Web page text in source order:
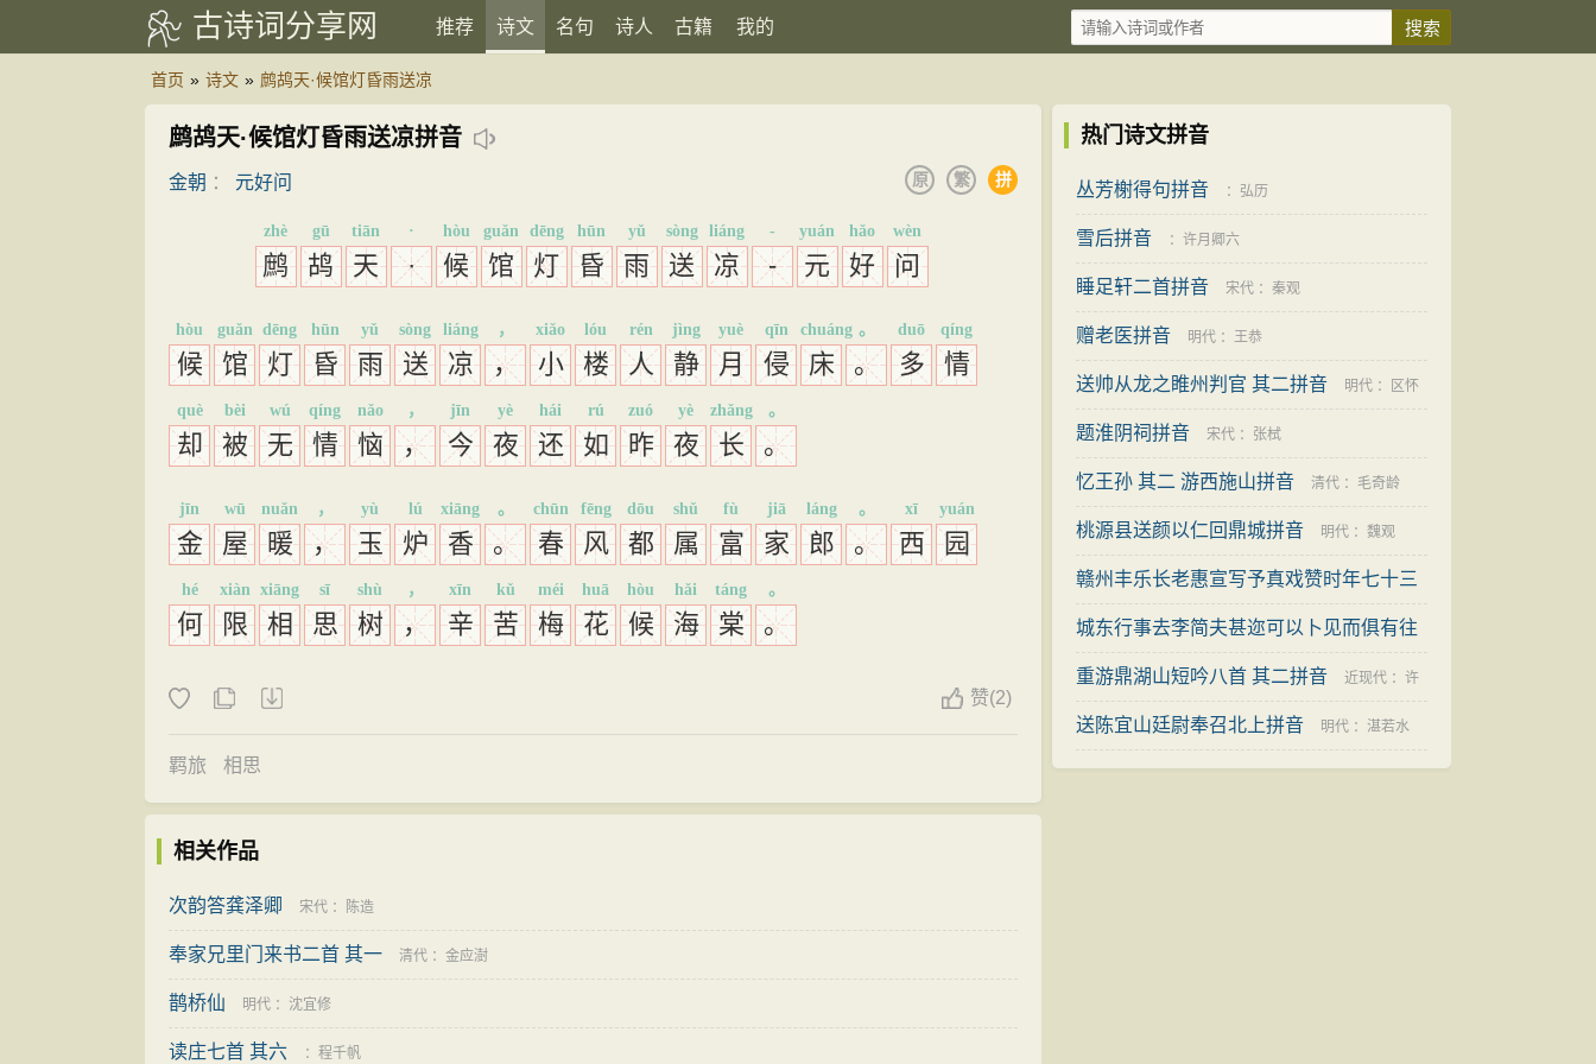
古诗词分享网 推荐 诗文 名句 诗人 古籍 我的
首页 » 诗文 » 鹧鸪天·候馆灯昏雨送凉
鹧鸪天·候馆灯昏雨送凉拼音
金朝 ： 元好问 拼
繁
原
鹧
zhè
鸪
gū
天
tiān
·
·
候
hòu
馆
guǎn
灯
dēng
昏
hūn
雨
yǔ
送
sòng
凉
liáng
-
-
元
yuán
好
hǎo
问
wèn
候
hòu
馆
guǎn
灯
dēng
昏
hūn
雨
yǔ
送
sòng
凉
liáng
，
，
小
xiǎo
楼
lóu
人
rén
静
jìng
月
yuè
侵
qīn
床
chuáng
。
。
多
duō
情
qíng
却
què
被
bèi
无
wú
情
qíng
恼
nǎo
，
，
今
jīn
夜
yè
还
hái
如
rú
昨
zuó
夜
yè
长
zhǎng
。
。
金
jīn
屋
wū
暖
nuǎn
，
，
玉
yù
炉
lú
香
xiāng
。
。
春
chūn
风
fēng
都
dōu
属
shǔ
富
fù
家
jiā
郎
láng
。
。
西
xī
园
yuán
何
hé
限
xiàn
相
xiāng
思
sī
树
shù
，
，
辛
xīn
苦
kǔ
梅
méi
花
huā
候
hòu
海
hǎi
棠
táng
。
。
赞(2)
羁旅 相思
相关作品
次韵答龚泽卿 宋代 ： 陈造
奉家兄里门来书二首 其一 清代 ： 金应澍
鹊桥仙 明代 ： 沈宜修
读庄七首 其六 ： 程千帆
热门诗文拼音
丛芳榭得句拼音 ： 弘历
雪后拼音 ： 许月卿六
睡足轩二首拼音 宋代 ： 秦观
赠老医拼音 明代 ： 王恭
送帅从龙之睢州判官 其二拼音 明代 ： 区怀
瑞
题淮阴祠拼音 宋代 ： 张栻
忆王孙 其二 游西施山拼音 清代 ： 毛奇龄
桃源县送颜以仁回鼎城拼音 明代 ： 魏观
赣州丰乐长老惠宣写予真戏赞时年七十三
拼音 宋代：周必大
城东行事去李简夫甚迩可以卜见而俱有往
返之禁因戏为歌驰寄拼音 宋代 ：彭汝砺
重游鼎湖山短吟八首 其二拼音 近现代 ： 许
南英
送陈宜山廷尉奉召北上拼音 明代 ： 湛若水